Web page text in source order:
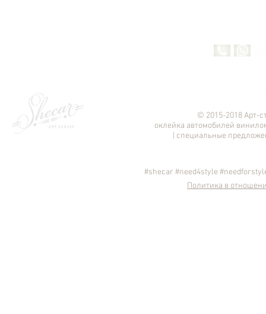
© 2015-2018 Арт-
оклейка автомобилей
специальные
#shecar #need4style
Политика в